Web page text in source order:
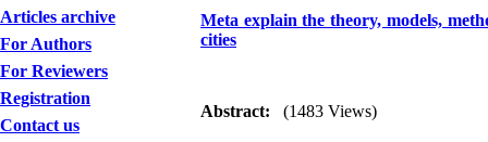
Articles archive
For Authors
For Reviewers
Registration
Contact us
Meta explain the theory, models,
cities
Abstract: (1483 Views)